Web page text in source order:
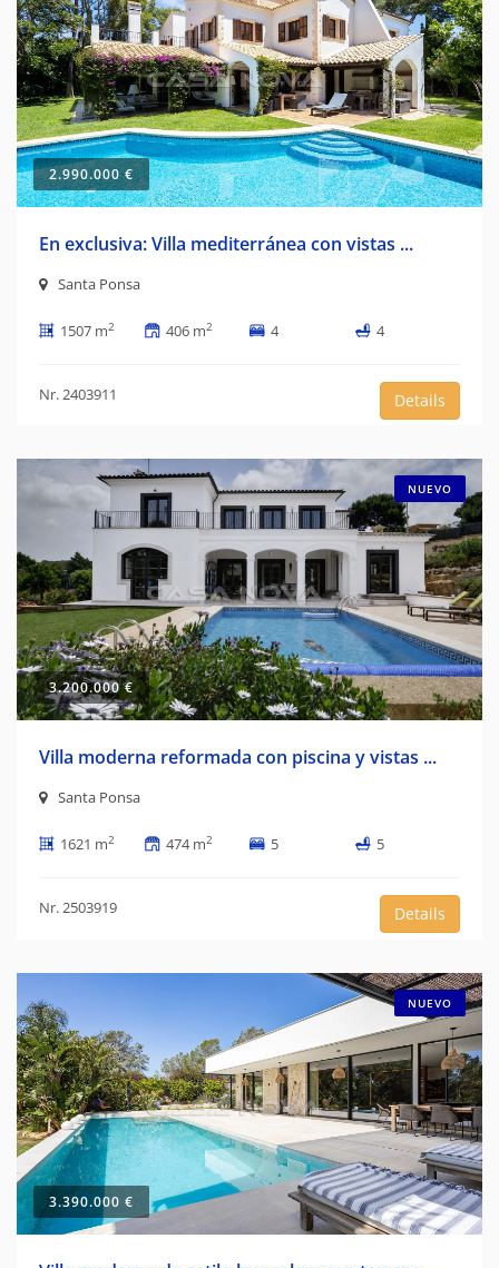
2.990.000 €
En exclusiva: Villa mediterránea con vistas ...
Santa Ponsa
1507 m2 406 m2 4 4
Nr. 2403911 Details
NUEVO
3.200.000 €
Villa moderna reformada con piscina y vistas ...
Santa Ponsa
1621 m2 474 m2 5 5
Nr. 2503919 Details
NUEVO
3.390.000 €